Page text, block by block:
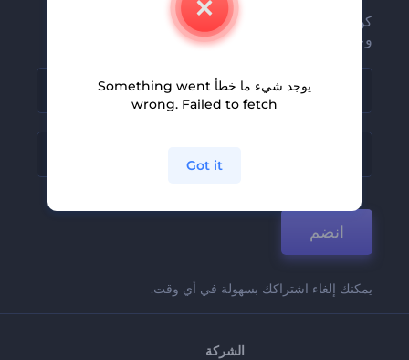
كن من بين أوائل من يستلمون أحدث أخبارنا
وعروضنا
انضم
يمكنك إلغاء اشتراكك بسهولة في أي وقت.
الشركة
يوجد شيء ما خطأ Something went
wrong. Failed to fetch
Got it